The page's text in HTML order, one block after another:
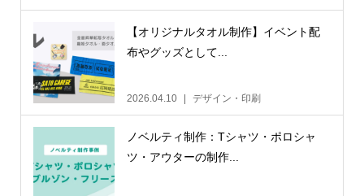
【オリジナルタオル制作】イベント配
布やグッズとして...
2026.04.10 デザイン・印刷
ノベルティ制作：Tシャツ・ポロシャ
ツ・アウターの制作...